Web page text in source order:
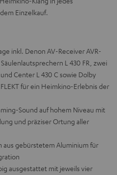
Einzelkauf.
inkl. Denon AV-Receiver AVR-
L 430 FR, zwei
Center L 430 C sowie Dolby
für ein Heimkino-Erlebnis der
Sound auf hohem Niveau mit
und präziser Ortung aller
aus gebürstetem Aluminium für
ausgestattet mit jeweils vier